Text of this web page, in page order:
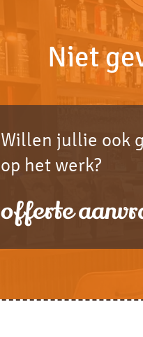
Niet
Willen jullie ook
op het werk?
offerte